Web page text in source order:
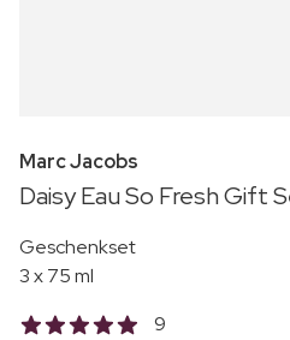
Marc Jacobs
Daisy Eau So Fresh Gift
Geschenkset
3 x 75 ml
9